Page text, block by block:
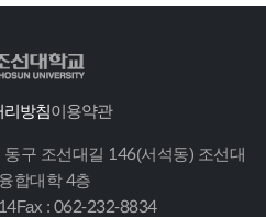
리방침이용약관
구 조선대길 146(서석동) 조선대
합대학 4층
Fax : 062-232-8834